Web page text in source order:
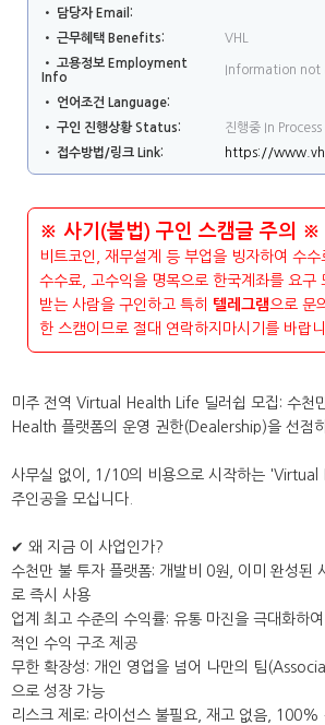
• 담당자 Email:
• 근무혜택 Benefits:
VHL
• 고용정보 Employment
Info
Information not
• 언어조건 Language:
• 구인 진행상황 Status:
진행중 In Process
• 접수방법/링크 Link:
https://
※ 사기(불법) 구인 스캠글 주의 ※
비트코인, 재무설계 등 부업을 빙자하여 수
수수료, 고수익을 명목으로 한국계좌를 요구
받는 사람을 구인하고 특히 텔레그램으로 문
한 스캠이므로 절대 연락하지마시기를 바랍니
미주 전역 Virtual Health Life 딜러쉽 모집: 수천
Health 플랫폼의 운영 권한(Dealership)을 선점
사무실 없이, 1/10의 비용으로 시작하는 'Virtual
주인공을 모십니다.
✔ 왜 지금 이 사업인가?
수천만 불 투자 플랫폼: 개발비 0원, 이미 완성
로 즉시 사용
업계 최고 수준의 수익률: 유통 마진을 극대화하
적인 수익 구조 제공
무한 확장성: 개인 영업을 넘어 나만의 팀
으로 성장 가능
리스크 제로: 라이선스 불필요, 재고 없음, 100%